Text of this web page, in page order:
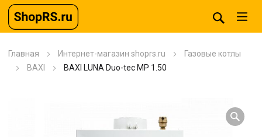
Главная Интернет-магазин shoprs.ru
Газовые котлы
BAXI
BAXI LUNA Duo-tec MP 1.50